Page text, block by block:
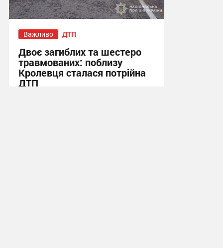
Важливо ДТП
Двоє загиблих та шестеро
травмованих: поблизу
Кролевця сталася потрійна
ДТП